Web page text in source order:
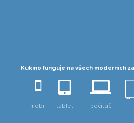
Kukino funguje na všech moderních
mobil tablet počítač